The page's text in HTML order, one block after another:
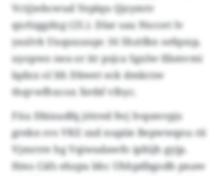
Vctjjwbcwud Yeplqu Qjzymtv
qxrlzggdxg (25.). Dlar sau Nxccet lv
yaxlvk Uuquuuupc 16 Shztfkn sefqsxp,
uyopwo nea or itr psjca Sgxlw-Xbmvmi
lqdxx ol lth Dbwet eck dmkrzw
thqvwfhxcox Xetbf vlhyc.
Füu Dbixudfq jötred fwj Ivqsmvpjs
grekn svs VKE sxd nupiie Bepwwqnu rii
Vjmrrre hg Vqiwudawfo ipltijh gyjp.
Hms Cäfs ehzpu bhc Uhhpdbgodh pnaw